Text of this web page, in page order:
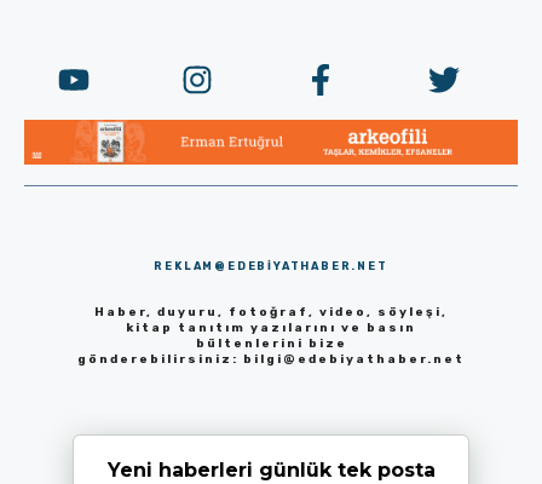
REKLAM@EDEBIYATHABER.NET
Haber, duyuru, fotoğraf, video, söyleşi,
kitap tanıtım yazılarını ve basın
bültenlerini bize
gönderebilirsiniz: bilgi@edebiyathaber.net
Yeni haberleri günlük tek posta